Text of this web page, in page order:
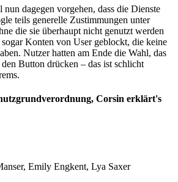
dagegen vorgehen, dass die Dienste
teils generelle Zustimmungen unter
die sie überhaupt nicht genutzt werden
Konten von User geblockt, die keine
Nutzer hatten am Ende die Wahl, das
Button drücken – das ist schlicht
Corsin erklärt's
Emily Engkent, Lya Saxer